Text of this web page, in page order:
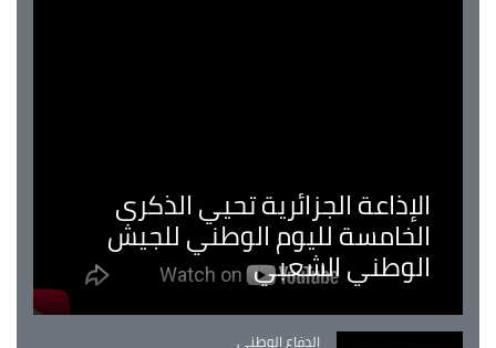
الإذاعة الجزائرية تحيي الذكرى
الخامسة لليوم الوطني للجيش
الوطني الشعبي
Catégorie
الدفاع الوطني